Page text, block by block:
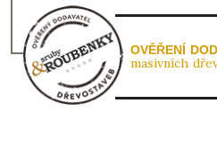
OVĚŘENÍ
masivních